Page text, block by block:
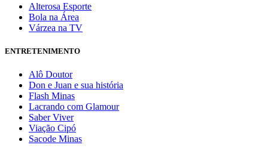
Alterosa Esporte
Bola na Área
Várzea na TV
ENTRETENIMENTO
Alô Doutor
Don e Juan e sua história
Flash Minas
Lacrando com Glamour
Saber Viver
Viação Cipó
Sacode Minas